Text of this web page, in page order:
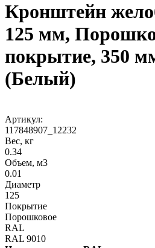
Кронштейн
125 мм,
покрытие, 350
(Белый)
Артикул:
117848907_12232
Вес, кг
0.34
Объем, м3
0.01
Диаметр
125
Покрытие
Порошковое
RAL
RAL 9010